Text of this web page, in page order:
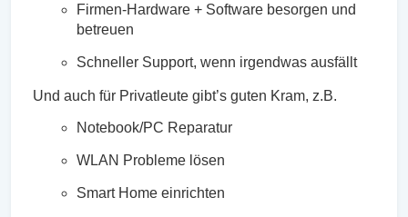
Firmen-Hardware + Software besorgen und
betreuen
Schneller Support, wenn irgendwas ausfällt
Und auch für Privatleute gibt’s guten Kram, z.B.
Notebook/PC Reparatur
WLAN Probleme lösen
Smart Home einrichten